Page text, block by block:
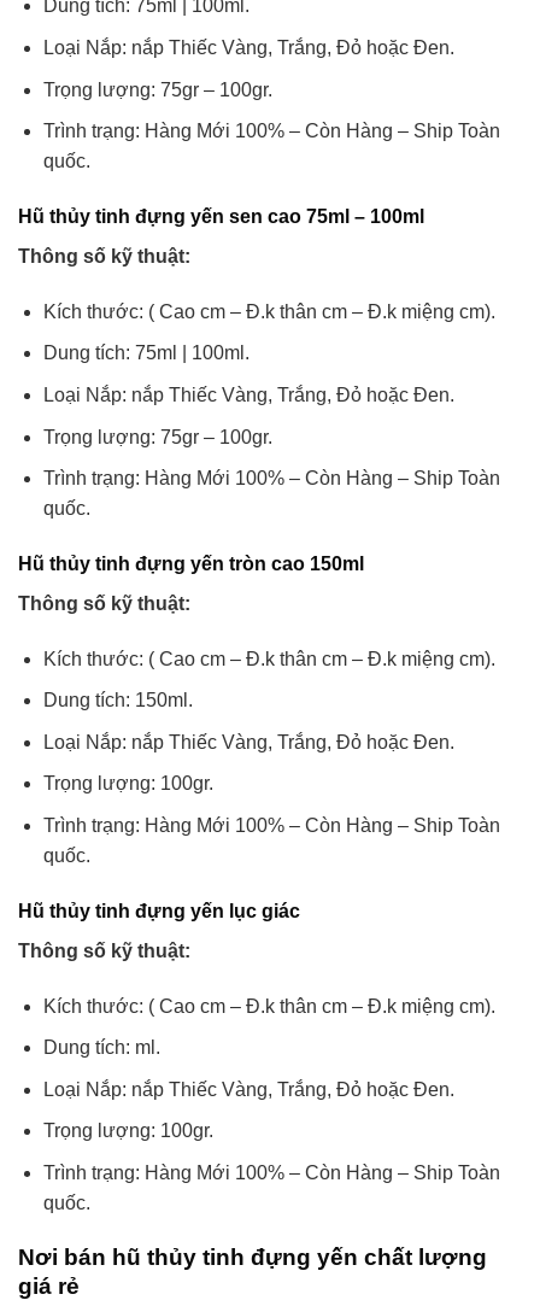
Dung tích: 75ml | 100ml.
Loại Nắp: nắp Thiếc Vàng, Trắng, Đỏ hoặc Đen.
Trọng lượng: 75gr – 100gr.
Trình trạng: Hàng Mới 100% – Còn Hàng – Ship Toàn
quốc.
Hũ thủy tinh đựng yến sen cao 75ml – 100ml
Thông số kỹ thuật:
Kích thước: ( Cao cm – Đ.k thân cm – Đ.k miệng cm).
Dung tích: 75ml | 100ml.
Loại Nắp: nắp Thiếc Vàng, Trắng, Đỏ hoặc Đen.
Trọng lượng: 75gr – 100gr.
Trình trạng: Hàng Mới 100% – Còn Hàng – Ship Toàn
quốc.
Hũ thủy tinh đựng yến tròn cao 150ml
Thông số kỹ thuật:
Kích thước: ( Cao cm – Đ.k thân cm – Đ.k miệng cm).
Dung tích: 150ml.
Loại Nắp: nắp Thiếc Vàng, Trắng, Đỏ hoặc Đen.
Trọng lượng: 100gr.
Trình trạng: Hàng Mới 100% – Còn Hàng – Ship Toàn
quốc.
Hũ thủy tinh đựng yến lục giác
Thông số kỹ thuật:
Kích thước: ( Cao cm – Đ.k thân cm – Đ.k miệng cm).
Dung tích: ml.
Loại Nắp: nắp Thiếc Vàng, Trắng, Đỏ hoặc Đen.
Trọng lượng: 100gr.
Trình trạng: Hàng Mới 100% – Còn Hàng – Ship Toàn
quốc.
Nơi bán hũ thủy tinh đựng yến chất lượng
giá rẻ